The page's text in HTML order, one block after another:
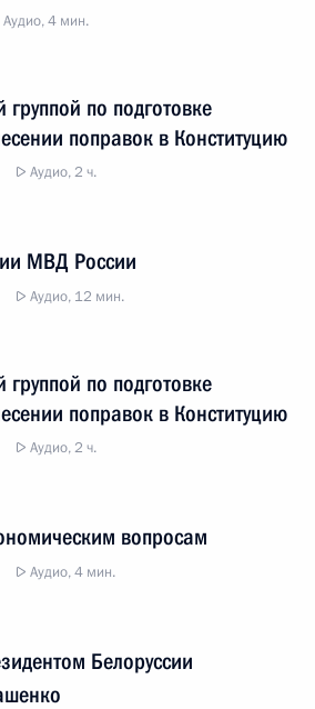
Аудио, 4 мин.
группой по подготовке
поправок в Конституцию
Аудио, 2 ч.
МВД России
Аудио, 12 мин.
группой по подготовке
поправок в Конституцию
Аудио, 2 ч.
вопросам
Аудио, 4 мин.
Белоруссии